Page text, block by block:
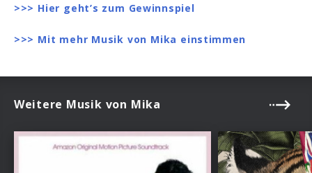
>>> Hier geht’s zum Gewinnspiel
>>> Mit mehr Musik von Mika einstimmen
Weitere Musik von Mika